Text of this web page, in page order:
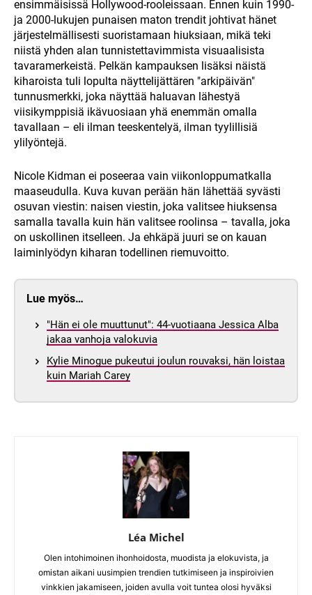
ensimmäisissä Hollywood-rooleissaan. Ennen kuin 1990-
ja 2000-lukujen punaisen maton trendit johtivat hänet
järjestelmällisesti suoristamaan hiuksiaan, mikä teki
niistä yhden alan tunnistettavimmista visuaalisista
tavaramerkeistä. Pelkän kampauksen lisäksi näistä
kiharoista tuli lopulta näyttelijättären "arkipäivän"
tunnusmerkki, joka näyttää haluavan lähestyä
viisikymppisiä ikävuosiaan yhä enemmän omalla
tavallaan – eli ilman teeskentelyä, ilman tyylillisiä
ylilyöntejä.
Nicole Kidman ei poseeraa vain viikonloppumatkalla
maaseudulla. Kuva kuvan perään hän lähettää syvästi
osuvan viestin: naisen viestin, joka valitsee hiuksensa
samalla tavalla kuin hän valitsee roolinsa – tavalla, joka
on uskollinen itselleen. Ja ehkäpä juuri se on kauan
laiminlyödyn kiharan todellinen riemuvoitto.
Lue myös…
"Hän ei ole muuttunut": 44-vuotiaana Jessica Alba
jakaa vanhoja valokuvia
Kylie Minogue pukeutui joulun rouvaksi, hän loistaa
kuin Mariah Carey
Léa Michel
Olen intohimoinen ihonhoidosta, muodista ja elokuvista, ja
omistan aikani uusimpien trendien tutkimiseen ja inspiroivien
vinkkien jakamiseen, joiden avulla voit tuntea olosi hyväksi